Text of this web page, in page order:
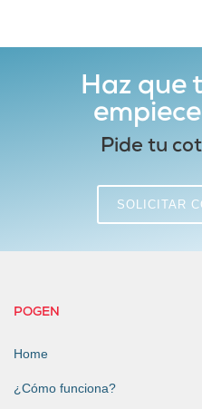
Haz que
Pide tu
SOLICITAR
POGEN
Home
¿Cómo funciona?